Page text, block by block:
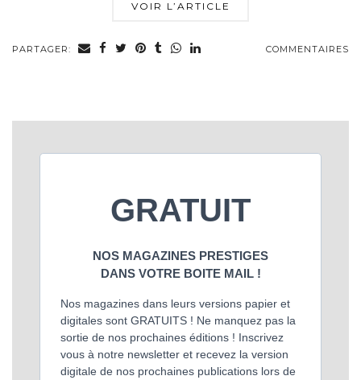
VOIR L’ARTICLE
PARTAGER: COMMENTAIRES